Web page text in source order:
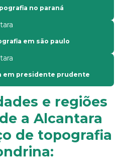
de imóveis rurais
rurais com drone
rurais
no paraná
em são paulo
em presidente prudente
e regiões
a Alcantara
de topografia